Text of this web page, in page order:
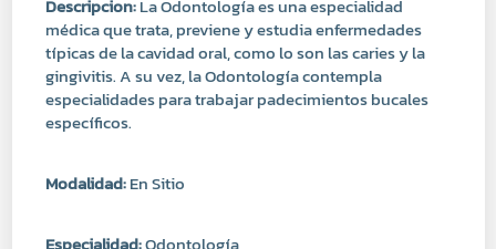
gingivitis. A su vez, la Odontología contempla
especialidades para trabajar padecimientos bucales
específicos.
Modalidad:En Sitio
Especialidad:Odontología
Comprar